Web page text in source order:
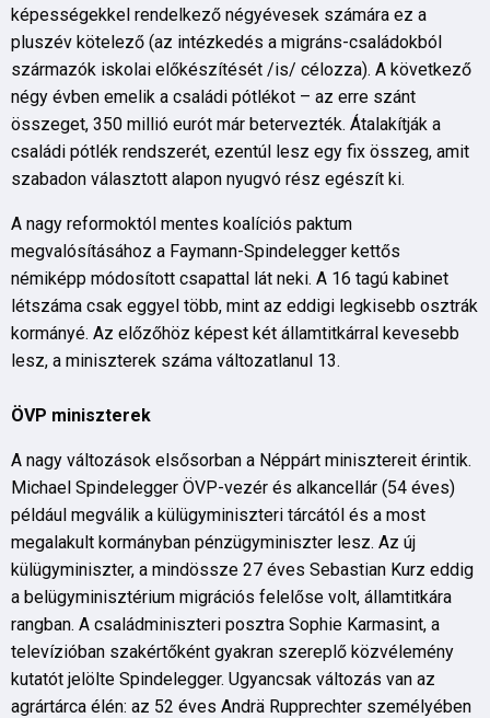
képességekkel rendelkező négyévesek számára ez a
pluszév kötelező (az intézkedés a migráns-családokból
származók iskolai előkészítését /is/ célozza). A következő
négy évben emelik a családi pótlékot – az erre szánt
összeget, 350 millió eurót már betervezték. Átalakítják a
családi pótlék rendszerét, ezentúl lesz egy fix összeg, amit
szabadon választott alapon nyugvó rész egészít ki.
A nagy reformoktól mentes koalíciós paktum
megvalósításához a Faymann-Spindelegger kettős
némiképp módosított csapattal lát neki. A 16 tagú kabinet
létszáma csak eggyel több, mint az eddigi legkisebb osztrák
kormányé. Az előzőhöz képest két államtitkárral kevesebb
lesz, a miniszterek száma változatlanul 13.
ÖVP miniszterek
A nagy változások elsősorban a Néppárt minisztereit érintik.
Michael Spindelegger ÖVP-vezér és alkancellár (54 éves)
például megválik a külügyminiszteri tárcától és a most
megalakult kormányban pénzügyminiszter lesz. Az új
külügyminiszter, a mindössze 27 éves Sebastian Kurz eddig
a belügyminisztérium migrációs felelőse volt, államtitkára
rangban. A családminiszteri posztra Sophie Karmasint, a
televízióban szakértőként gyakran szereplő közvélemény
kutatót jelölte Spindelegger. Ugyancsak változás van az
agrártárca élén: az 52 éves Andrä Rupprechter személyében